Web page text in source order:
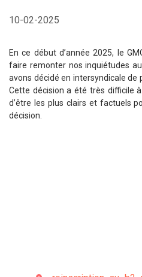
10-02-2025
En ce début d’année 2025, le
faire remonter nos inquiétudes au
avons décidé en intersyndicale de
Cette décision a été très difficile
d’être les plus clairs et factuels
décision.